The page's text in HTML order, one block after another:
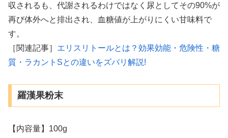
収されるも、代謝されるわけではなく尿としてその90%が
再び体外へと排出され、血糖値が上がりにくい甘味料で
す。
［関連記事］ エリスリトールとは？効果効能・危険性・糖
質・ラカントSとの違いをズバリ解説!
羅漢果粉末
【内容量】100g